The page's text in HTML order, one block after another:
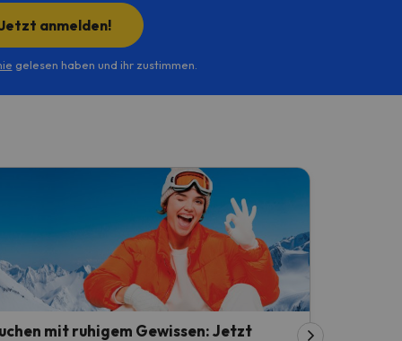
anmelden!
gelesen haben und ihr zustimmen.
mit ruhigem Gewissen: Jetzt